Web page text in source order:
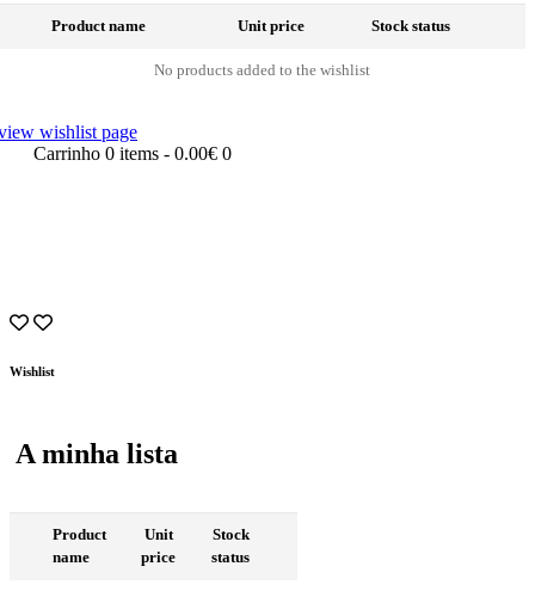
Product name Unit price Stock status
No products added to the wishlist
wishlist page
Carrinho 0 items - 0.00€ 0
Wishlist
A minha lista
Product
name
Unit
price
Stock
status